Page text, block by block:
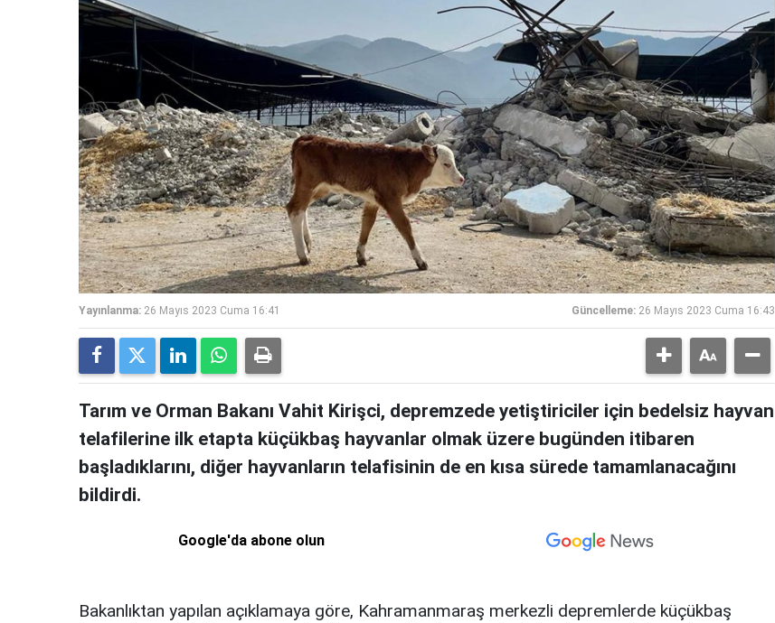
Yayınlanma: 26 Mayıs 2023 Cuma 16:41 Güncelleme: 26 Mayıs 2023 Cuma 16:43
Tarım ve Orman Bakanı Vahit Kirişci, depremzede yetiştiriciler için bedelsiz hayvan
telafilerine ilk etapta küçükbaş hayvanlar olmak üzere bugünden itibaren
başladıklarını, diğer hayvanların telafisinin de en kısa sürede tamamlanacağını
bildirdi.
Google'da abone olun
Bakanlıktan yapılan açıklamaya göre, Kahramanmaraş merkezli depremlerde küçükbaş